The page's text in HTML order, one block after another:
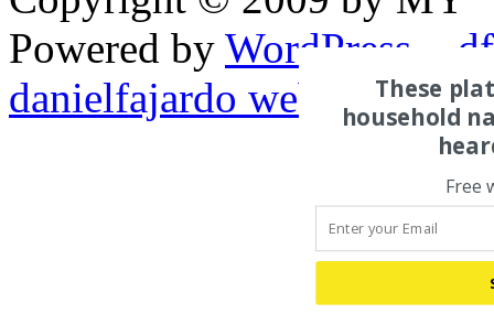
Powered by WordPress
danielfajardo web
These
household
Free